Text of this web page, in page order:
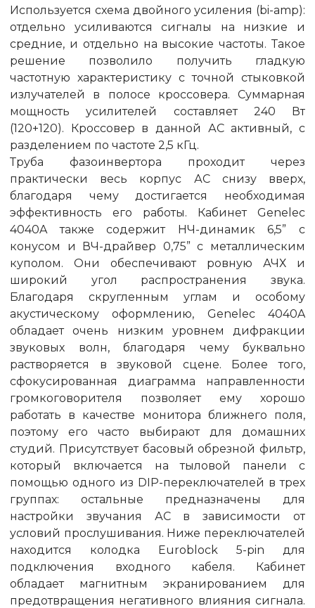
Используется схема двойного усиления (bi-amp):
отдельно усиливаются сигналы на низкие и
средние, и отдельно на высокие частоты. Такое
решение позволило получить гладкую
частотную характеристику с точной стыковкой
излучателей в полосе кроссовера. Суммарная
мощность усилителей составляет 240 Вт
(120+120). Кроссовер в данной АС активный, с
разделением по частоте 2,5 кГц.
Труба фазоинвертора проходит через
практически весь корпус АС снизу вверх,
благодаря чему достигается необходимая
эффективность его работы. Кабинет Genelec
4040A также содержит НЧ-динамик 6,5” с
конусом и ВЧ-драйвер 0,75” с металлическим
куполом. Они обеспечивают ровную АЧХ и
широкий угол распространения звука.
Благодаря скругленным углам и особому
акустическому оформлению, Genelec 4040A
обладает очень низким уровнем дифракции
звуковых волн, благодаря чему буквально
растворяется в звуковой сцене. Более того,
сфокусированная диаграмма направленности
громкоговорителя позволяет ему хорошо
работать в качестве монитора ближнего поля,
поэтому его часто выбирают для домашних
студий. Присутствует басовый обрезной фильтр,
который включается на тыловой панели с
помощью одного из DIP-переключателей в трех
группах: остальные предназначены для
настройки звучания АС в зависимости от
условий прослушивания. Ниже переключателей
находится колодка Euroblock 5-pin для
подключения входного кабеля. Кабинет
обладает магнитным экранированием для
предотвращения негативного влияния сигнала.